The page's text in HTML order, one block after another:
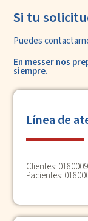
Si tu
Puedes
En messer nos
siempre.
Línea de
Clientes:
Pacientes: